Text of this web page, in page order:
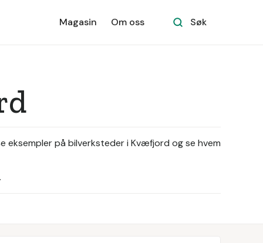
Magasin Om oss Søk
eksempler på bilverksteder i Kvæfjord og se hvem